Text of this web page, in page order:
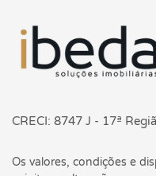
Página inicial
CRECI: 8747 J - 17ª
Os valores, condições e